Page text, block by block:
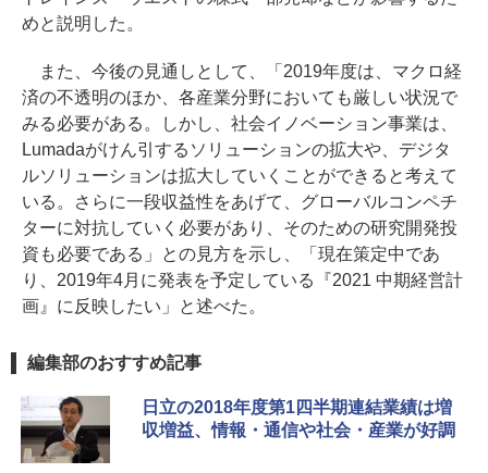
めと説明した。
また、今後の見通しとして、「2019年度は、マクロ経
済の不透明のほか、各産業分野においても厳しい状況で
みる必要がある。しかし、社会イノベーション事業は、
Lumadaがけん引するソリューションの拡大や、デジタ
ルソリューションは拡大していくことができると考えて
いる。さらに一段収益性をあげて、グローバルコンペチ
ターに対抗していく必要があり、そのための研究開発投
資も必要である」との見方を示し、「現在策定中であ
り、2019年4月に発表を予定している『2021 中期経営計
画』に反映したい」と述べた。
編集部のおすすめ記事
日立の2018年度第1四半期連結業績は増
収増益、情報・通信や社会・産業が好調